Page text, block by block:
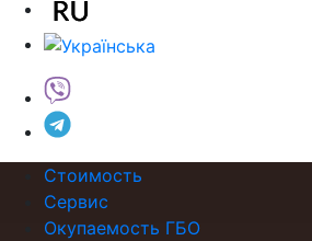
Стоимость
Сервис
Окупаемость ГБО